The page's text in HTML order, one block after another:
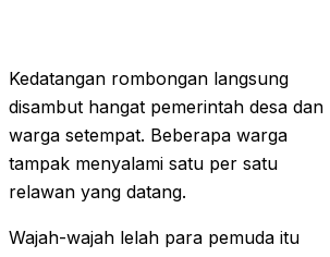
Kedatangan rombongan langsung
disambut hangat pemerintah desa dan
warga setempat. Beberapa warga
tampak menyalami satu per satu
relawan yang datang.
Wajah-wajah lelah para pemuda itu